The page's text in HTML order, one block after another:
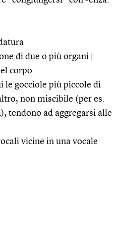
di due o più organi
corpo
le gocciole più piccole di
non miscibile (per es.
tendono ad aggregarsi alle
vicine in una vocale